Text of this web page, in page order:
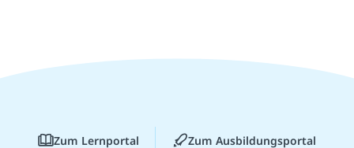
Zum Lernportal Zum Ausbildungsportal